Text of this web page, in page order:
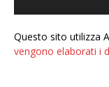
Questo sito utilizza
vengono elaborati i